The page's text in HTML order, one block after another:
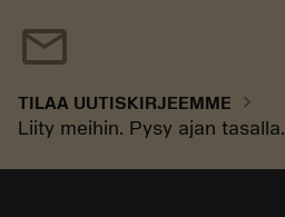
mail
TILAA UUTISKIRJEEMME chevron_right
Liity meihin. Pysy ajan tasalla.